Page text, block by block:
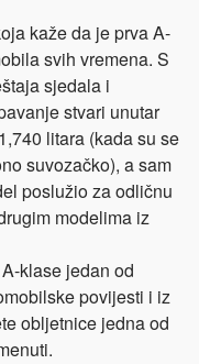
kaže da je prva A-
svih vremena. S
sjedala i
stvari unutar
litara (kada su se
suvozačko), a sam
poslužio za odličnu
modelima iz
klase jedan od
povijesti i iz
obljetnice jedna od